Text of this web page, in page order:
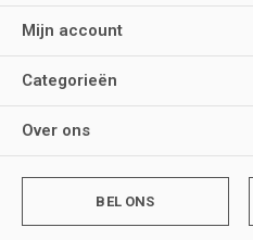
Mijn account
Categorieën
Over ons
BEL ONS